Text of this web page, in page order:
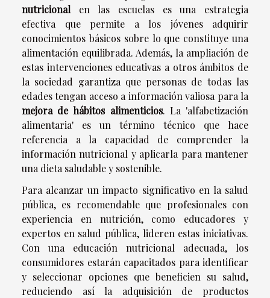
nutricional en las escuelas es una estrategia
efectiva que permite a los jóvenes adquirir
conocimientos básicos sobre lo que constituye una
alimentación equilibrada. Además, la ampliación de
estas intervenciones educativas a otros ámbitos de
la sociedad garantiza que personas de todas las
edades tengan acceso a información valiosa para la
mejora de hábitos alimenticios. La 'alfabetización
alimentaria' es un término técnico que hace
referencia a la capacidad de comprender la
información nutricional y aplicarla para mantener
una dieta saludable y sostenible.
Para alcanzar un impacto significativo en la salud
pública, es recomendable que profesionales con
experiencia en nutrición, como educadores y
expertos en salud pública, lideren estas iniciativas.
Con una educación nutricional adecuada, los
consumidores estarán capacitados para identificar
y seleccionar opciones que beneficien su salud,
reduciendo así la adquisición de productos